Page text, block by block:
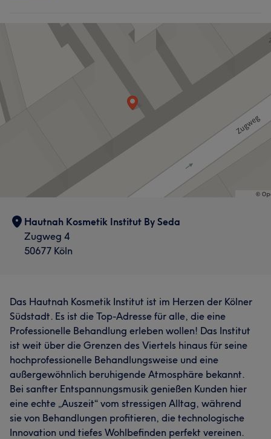
Hautnah Kosmetik Institut By Seda
Zugweg 4
50677 Köln
Das Hautnah Kosmetik Institut ist im Herzen der Kölner
Südstadt. Es ist die Top-Adresse für alle, die eine
Professionelle Behandlung erleben wollen! Das Institut
ist weit über die Grenzen des Viertels hinaus für seine
hochprofessionelle Behandlungsweise und eine
außergewöhnlich beruhigende Atmosphäre bekannt.
Bei sanfter Entspannungsmusik genießen Kunden hier
eine echte „Auszeit“ vom stressigen Alltag, während
sie von Behandlungen profitieren, die technologische
Innovation und tiefes Wohlbefinden perfekt vereinen.